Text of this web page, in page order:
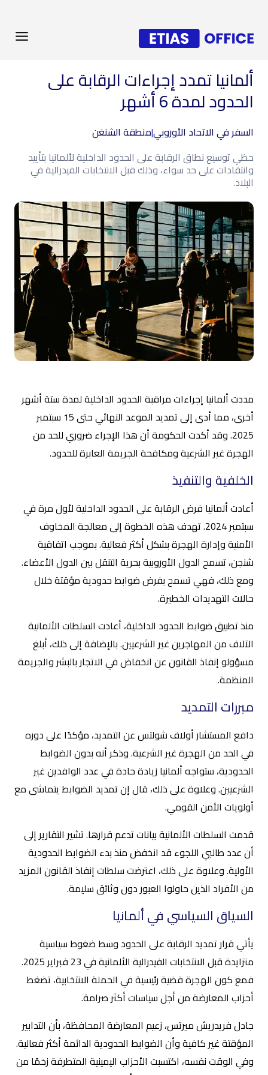
ألمانيا تمدد إجراءات الرقابة على
الحدود لمدة 6 أشهر
السفر في الاتحاد الأوروبي|منطقة الشنغن
حظي توسيع نطاق الرقابة على الحدود الداخلية لألمانيا بتأييد
وانتقادات على حد سواء، وذلك قبل الانتخابات الفيدرالية في
البلاد.
مددت ألمانيا إجراءات مراقبة الحدود الداخلية لمدة ستة أشهر
أخرى، مما أدى إلى تمديد الموعد النهائي حتى 15 سبتمبر
2025. وقد أكدت الحكومة أن هذا الإجراء ضروري للحد من
الهجرة غير الشرعية ومكافحة الجريمة العابرة للحدود.
الخلفية والتنفيذ
أعادت ألمانيا فرض الرقابة على الحدود الداخلية لأول مرة في
سبتمبر 2024. تهدف هذه الخطوة إلى معالجة المخاوف
الأمنية وإدارة الهجرة بشكل أكثر فعالية. بموجب اتفاقية
شنجن، تسمح الدول الأوروبية بحرية التنقل بين الدول الأعضاء.
ومع ذلك، فهي تسمح بفرض ضوابط حدودية مؤقتة خلال
حالات التهديدات الخطيرة.
منذ تطبيق ضوابط الحدود الداخلية، أعادت السلطات الألمانية
الآلاف من المهاجرين غير الشرعيين. بالإضافة إلى ذلك، أبلغ
مسؤولو إنفاذ القانون عن انخفاض في الاتجار بالبشر والجريمة
المنظمة.
مبررات التمديد
دافع المستشار أولاف شولتس عن التمديد، مؤكدًا على دوره
في الحد من الهجرة غير الشرعية. وذكر أنه بدون الضوابط
الحدودية، ستواجه ألمانيا زيادة حادة في عدد الوافدين غير
الشرعيين. وعلاوة على ذلك، قال إن تمديد الضوابط يتماشى مع
أولويات الأمن القومي.
قدمت السلطات الألمانية بيانات تدعم قرارها. تشير التقارير إلى
أن عدد طالبي اللجوء قد انخفض منذ بدء الضوابط الحدودية
الأولية. وعلاوة على ذلك، اعترضت سلطات إنفاذ القانون المزيد
من الأفراد الذين حاولوا العبور دون وثائق سليمة.
السياق السياسي في ألمانيا
يأتي قرار تمديد الرقابة على الحدود وسط ضغوط سياسية
متزايدة قبل الانتخابات الفيدرالية الألمانية في 23 فبراير 2025.
فمع كون الهجرة قضية رئيسية في الحملة الانتخابية، تضغط
أحزاب المعارضة من أجل سياسات أكثر صرامة.
جادل فريدريش ميرتس، زعيم المعارضة المحافظة، بأن التدابير
المؤقتة غير كافية وأن الضوابط الحدودية الدائمة أكثر فعالية.
وفي الوقت نفسه، اكتسبت الأحزاب اليمينية المتطرفة زخمًا من